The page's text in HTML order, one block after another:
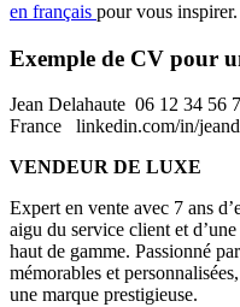
en français pour vous inspirer.
Exemple de CV pour
Jean Delahaute 06 12 34 56
France linkedin.com/in/
VENDEUR DE LUXE
Expert en vente avec 7 ans
aigu du service client et
haut de gamme. Passionné
mémorables et
une marque prestigieuse.